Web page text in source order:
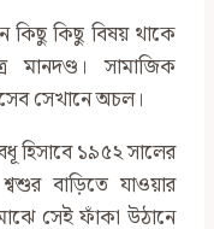
কিছু কিছু বিষয় থাকে
মানদণ্ড। সামাজিক
সেখানে অচল।
১৯৫২ সালের
বাড়িতে যাওয়ার
সেই ফাঁকা উঠানে